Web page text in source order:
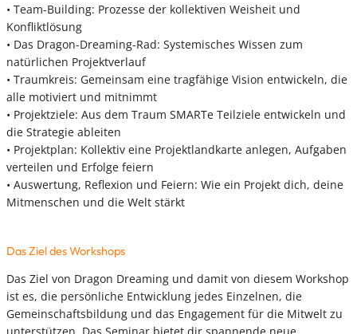
• Team-Building: Prozesse der kollektiven Weisheit und
Konfliktlösung
• Das Dragon-Dreaming-Rad: Systemisches Wissen zum
natürlichen Projektverlauf
• Traumkreis: Gemeinsam eine tragfähige Vision entwickeln, die
alle motiviert und mitnimmt
• Projektziele: Aus dem Traum SMARTe Teilziele entwickeln und
die Strategie ableiten
• Projektplan: Kollektiv eine Projektlandkarte anlegen, Aufgaben
verteilen und Erfolge feiern
• Auswertung, Reflexion und Feiern: Wie ein Projekt dich, deine
Mitmenschen und die Welt stärkt
Das Ziel des Workshops
Das Ziel von Dragon Dreaming und damit von diesem Workshop
ist es, die persönliche Entwicklung jedes Einzelnen, die
Gemeinschaftsbildung und das Engagement für die Mitwelt zu